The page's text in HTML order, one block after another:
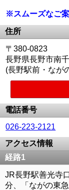
※スムーズなご
住所
〒380-0823
長野県長野市南
(長野駅前・なが
電話番号
026-223-2121
アクセス情報
経路1
JR長野駅善光寺
分、「ながの東